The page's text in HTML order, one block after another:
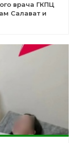
врача ГКПЦ
Салават и